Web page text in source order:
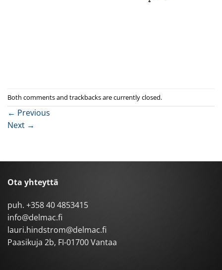
Both comments and trackbacks are currently closed.
← Previous
Next →
Ota yhteyttä
puh. +358 40 4853415
info@delmac.fi
lauri.hindstrom@delmac.fi
Paasikuja 2b, FI-01700 Vantaa